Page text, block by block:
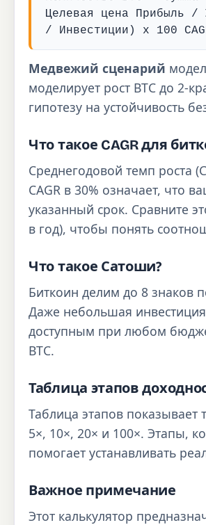
Целевая цена Прибыль /
/ Инвестиции) x 100
Медвежий сценарий
моделирует рост BTC до 2-
гипотезу на устойчивость
Что такое CAGR для
Среднегодовой темп роста
CAGR в 30% означает, что
указанный срок. Сравните
в год), чтобы понять
Что такое Сатоши?
Биткоин делим до 8 знаков
Даже небольшая
доступным при любом
BTC.
Таблица этапов
Таблица этапов показывает
5×, 10×, 20× и 100×. Этапы,
помогает устанавливать
Важное примечание
Этот калькулятор